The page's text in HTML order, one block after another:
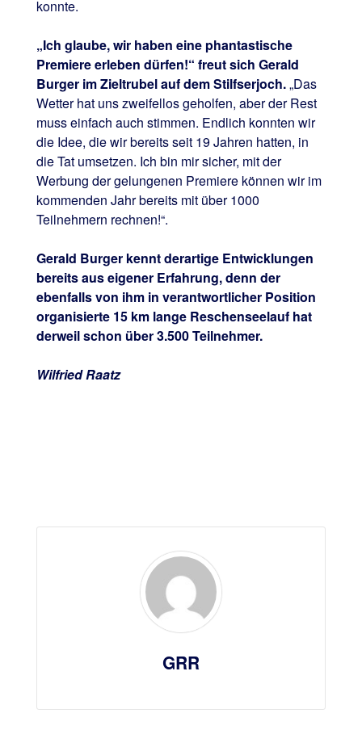
konnte.
„Ich glaube, wir haben eine phantastische
Premiere erleben dürfen!“ freut sich Gerald
Burger im Zieltrubel auf dem Stilfserjoch.„Das
Wetter hat uns zweifellos geholfen, aber der Rest
muss einfach auch stimmen. Endlich konnten wir
die Idee, die wir bereits seit 19 Jahren hatten, in
die Tat umsetzen. Ich bin mir sicher, mit der
Werbung der gelungenen Premiere können wir im
kommenden Jahr bereits mit über 1000
Teilnehmern rechnen!“.
Gerald Burger kennt derartige Entwicklungen
bereits aus eigener Erfahrung, denn der
ebenfalls von ihm in verantwortlicher Position
organisierte 15 km lange Reschenseelauf hat
derweil schon über 3.500 Teilnehmer.
Wilfried Raatz
GRR